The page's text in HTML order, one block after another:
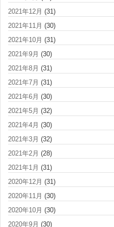
2021年12月 (31)
2021年11月 (30)
2021年10月 (31)
2021年9月 (30)
2021年8月 (31)
2021年7月 (31)
2021年6月 (30)
2021年5月 (32)
2021年4月 (30)
2021年3月 (32)
2021年2月 (28)
2021年1月 (31)
2020年12月 (31)
2020年11月 (30)
2020年10月 (30)
2020年9月 (30)